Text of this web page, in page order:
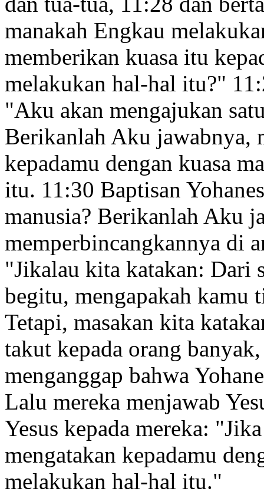
manakah Engkau
memberikan kuasa itu
melakukan hal-hal itu?"
"Aku akan mengajukan
Berikanlah Aku jawabnya,
kepadamu dengan kuasa
itu. 11:30 Baptisan
manusia? Berikanlah Aku
memperbincangkannya di
"Jikalau kita katakan: Dari
begitu, mengapakah kamu
Tetapi, masakan kita
takut kepada orang
menganggap bahwa
Lalu mereka menjawab
Yesus kepada mereka:
mengatakan kepadamu
melakukan hal-hal itu."